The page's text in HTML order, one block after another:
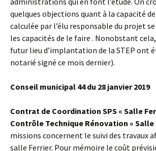
quelques objections quant à la capacité
calculée par l’élu responsable du projet
les capacités de le faire . Nonobstant
futur lieu d’implantation de la STEP ont
notarié signé ce mois dernier).
Conseil municipal 44 du 28 janvier 2019
Contrat de Coordination SPS « Salle
Contrôle Technique Rénovation « Salle
missions concernent le suivi des travaux
salle Ferrier. Pour mémoire le coût